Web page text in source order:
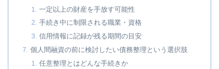
一定以上の財産を手放す可能性
手続き中に制限される職業・資格
信用情報に記録が残る期間の目安
個人間融資の前に検討したい債務整理という選択肢
任意整理とはどんな手続きか